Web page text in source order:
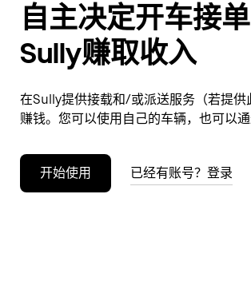
自主决定开车接
Sully赚取收入
在Sully提供接载和/或派送服务（若提供
赚钱。您可以使用自己的车辆，也可以通
开始使用 已经有账号？登录